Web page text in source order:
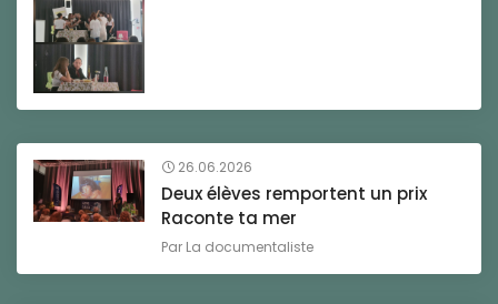
26.06.2026
Deux élèves remportent un prix
Raconte ta mer
Par La documentaliste